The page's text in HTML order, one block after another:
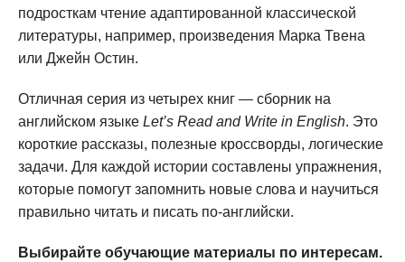
подросткам чтение адаптированной классической
литературы, например, произведения Марка Твена
или Джейн Остин.
Отличная серия из четырех книг — сборник на
английском языке Let’s Read and Write in English. Это
короткие рассказы, полезные кроссворды, логические
задачи. Для каждой истории составлены упражнения,
которые помогут запомнить новые слова и научиться
правильно читать и писать по-английски.
Выбирайте обучающие материалы по интересам.